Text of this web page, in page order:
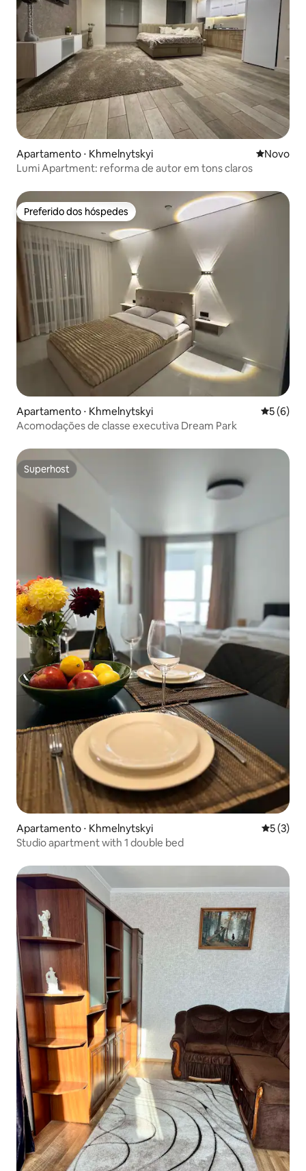
Apartamento ⋅ Khmelnytskyi Novo
Novo
Lumi Apartment: reforma de autor em tons claros
Preferido dos hóspedes
Preferido dos hóspedes
Apartamento ⋅ Khmelnytskyi 5 de
5 (6)
Acomodações de classe executiva Dream Park
Superhost
Superhost
Apartamento ⋅ Khmelnytskyi 5 de
5 (3)
Studio apartment with 1 double bed